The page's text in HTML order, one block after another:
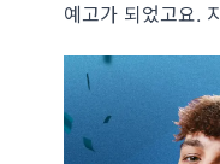
예고가 되었고요.